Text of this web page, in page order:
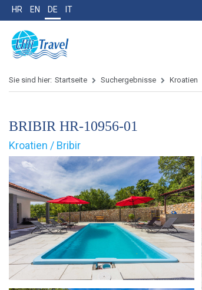
HR EN DE IT
Sie sind hier: Startseite Suchergebnisse Kroatien
BRIBIR HR-10956-01
Kroatien / Bribir